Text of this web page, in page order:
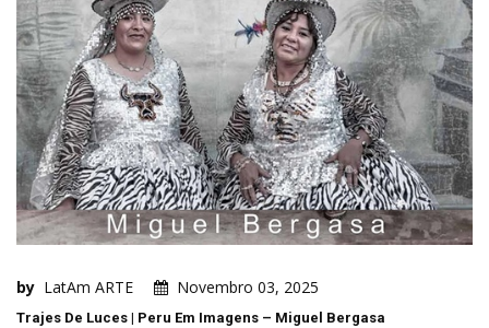
by LatAm ARTE Novembro 03, 2025
Trajes De Luces | Peru Em Imagens – Miguel Bergasa